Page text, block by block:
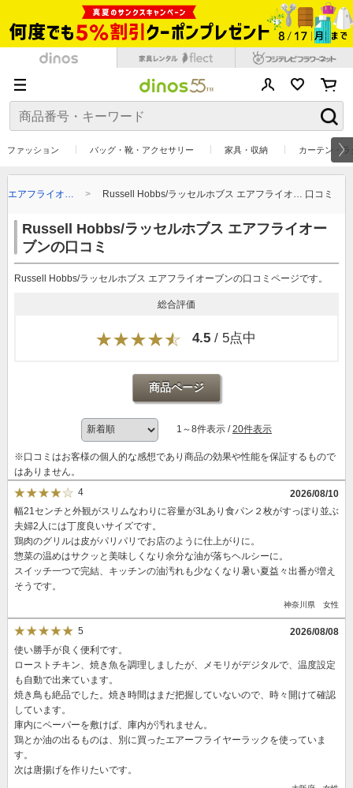
ファッション バッグ・靴・アクセサリー 家具・収納 カーテン・
エアフライオ… Russell Hobbs/ラッセルホブス エアフライオ… 口コミ
Russell Hobbs/ラッセルホブス エアフライオー
ブンの口コミ
Russell Hobbs/ラッセルホブス エアフライオーブンの口コミページです。
総合評価
4.5 / 5点中
商品ページ
1～8件表示 /20件表示
※口コミはお客様の個人的な感想であり商品の効果や性能を保証するもので
はありません。
4
2026/08/10
幅21センチと外観がスリムなわりに容量が3Lあり食パン２枚がすっぽり並ぶ
夫婦2人には丁度良いサイズです。
鶏肉のグリルは皮がパリパリでお店のように仕上がりに。
惣菜の温めはサクッと美味しくなり余分な油が落ちヘルシーに。
スイッチ一つで完結、キッチンの油汚れも少なくなり暑い夏益々出番が増え
そうです。
神奈川県 女性
5
2026/08/08
使い勝手が良く便利です。
ローストチキン、焼き魚を調理しましたが、メモリがデジタルで、温度設定
も自動で出来ています。
焼き鳥も絶品でした。焼き時間はまだ把握していないので、時々開けて確認
しています。
庫内にペーパーを敷けば、庫内が汚れません。
鶏とか油の出るものは、別に買ったエアーフライヤーラックを使っていま
す。
次は唐揚げを作りたいです。